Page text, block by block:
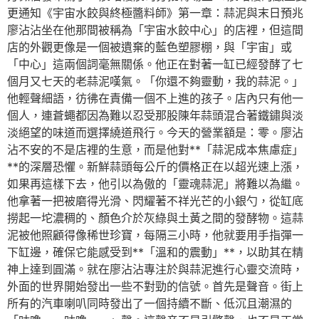
更通知《宇宙水餃與終極醬料師》第一章：蒜泥與末日預兆
廖沾沾坐在他那間被稱為「宇宙水餃中心」的店裡，但這間
店的外觀更像是一個被遺棄的藍色塑膠棚，與「宇宙」或
「中心」這兩個詞毫無關係。他正在對著一缸已經發酵了七
個月又七天的老蒜泥嘆氣。「你還不夠靈動，我的蒜泥。」
他輕聲細語，彷彿在責備一個不上進的孩子。店內只有他一
個人，連蒼蠅都因為難以忍受那股陳年蒜頭混合著鐵鏽與淡
淡絕望的味道而選擇繞道飛行。今天的營業額是：零。廖沾
沾不安的不是店裡的生意，而是他對**「蒜泥成本焦慮症」
**的深層恐懼。新鮮蒜頭每公斤的價格正在以超光速上漲，
如果再這樣下去，他引以為傲的「靈魂蒜泥」將難以為繼。
他拿著一把被磨得光滑、閃耀著不祥光芒的小銀勺，從缸底
撈起一坨濃稠的、顏色介於灰綠與土黃之間的發酵物。這蒜
泥被他照顧得像稀世珍寶，每隔三小時，他就要用手指彈一
下缸邊，確保它能感受到**「溫和的震動」**，以助其在精
神上達到圓滿。就在廖沾沾專注於與蒜泥進行心靈交流時，
外面的世界開始發出一些不對勁的信號。首先是聲音。街上
所有的汽車喇叭同時發出了一個持續不斷、低沉且潮濕的